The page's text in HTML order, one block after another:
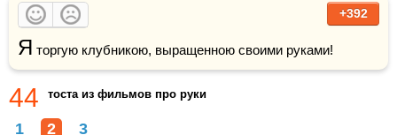
+392
Я торгую клубникою, выращенною своими руками!
44 тоста из фильмов про руки
1 2 3